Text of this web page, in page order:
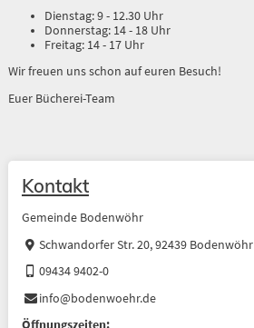
Dienstag: 9 - 12.30 Uhr
Donnerstag: 14 - 18 Uhr
Freitag: 14 - 17 Uhr
Wir freuen uns schon auf euren Besuch!
Euer Bücherei-Team
Kontakt
Gemeinde Bodenwöhr
Schwandorfer Str. 20, 92439 Bodenwöhr
09434 9402-0
info@bodenwoehr.de